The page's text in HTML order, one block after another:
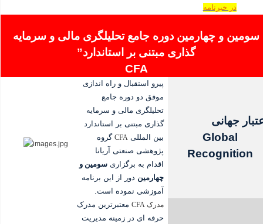
در خبرنامه
سومین و چهارمین دوره جامعتحلیلگری مالی و سرمایه
گذاری مبتنی بر استاندارد”
CFA
جهانی
Global
Recognition
پیرو استقبال و راه اندازی
موفق دو دوره جامع
تحلیلگری مالی و سرمایه
گذاری مبتنی بر استاندارد
بین المللیCFA گروه
پژوهشی صنعتی آریانا
اقدام به برگزاریسومین و
چهارمین دور از این برنامه
آموزشی نموده است.
مدرک CFA
معتبرترین مدرک
حرفه ای در زمینه مدیریت